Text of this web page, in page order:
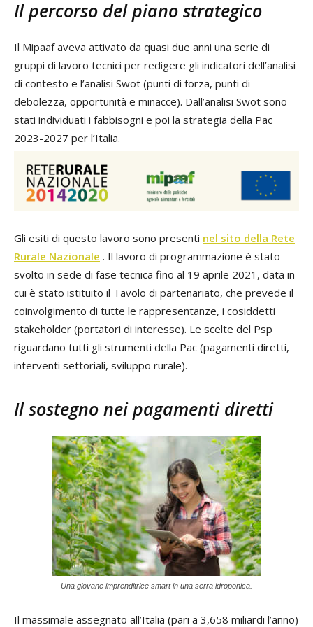
Il percorso del piano strategico
Il Mipaaf aveva attivato da quasi due anni una serie di
gruppi di lavoro tecnici per redigere gli indicatori dell’analisi
di contesto e l’analisi Swot (punti di forza, punti di
debolezza, opportunità e minacce). Dall’analisi Swot sono
stati individuati i fabbisogni e poi la strategia della Pac
2023-2027 per l’Italia.
Gli esiti di questo lavoro sono presenti nel sito della Rete
Rurale Nazionale . Il lavoro di programmazione è stato
svolto in sede di fase tecnica fino al 19 aprile 2021, data in
cui è stato istituito il Tavolo di partenariato, che prevede il
coinvolgimento di tutte le rappresentanze, i cosiddetti
stakeholder (portatori di interesse). Le scelte del Psp
riguardano tutti gli strumenti della Pac (pagamenti diretti,
interventi settoriali, sviluppo rurale).
Il sostegno nei pagamenti diretti
Una giovane imprenditrice smart in una serra idroponica.
Il massimale assegnato all’Italia (pari a 3,658 miliardi l’anno)